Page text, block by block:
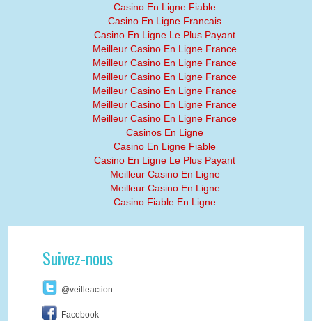
Casino En Ligne Fiable
Casino En Ligne Francais
Casino En Ligne Le Plus Payant
Meilleur Casino En Ligne France
Meilleur Casino En Ligne France
Meilleur Casino En Ligne France
Meilleur Casino En Ligne France
Meilleur Casino En Ligne France
Meilleur Casino En Ligne France
Casinos En Ligne
Casino En Ligne Fiable
Casino En Ligne Le Plus Payant
Meilleur Casino En Ligne
Meilleur Casino En Ligne
Casino Fiable En Ligne
Suivez-nous
@veilleaction
Facebook